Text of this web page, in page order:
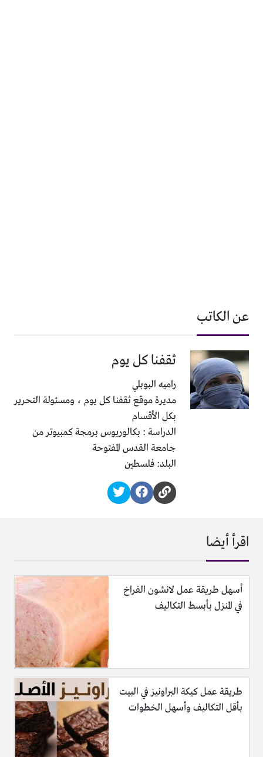
عن الكاتب
ثقفنا كل يوم
راميه البوبلي
مديرة موقع ثقفنا كل يوم ، ومسئولة التحرير
بكل الأقسام
الدراسة : بكالوريوس برمجة كمبيوتر من
جامعة القدس المفتوحة
البلد: فلسطين
اقرأ أيضا
أسهل طريقة عمل لانشون الفراخ
في المنزل بأبسط التكاليف
طريقة عمل كيكة البراونيز في البيت
بأقل التكاليف وأسهل الخطوات